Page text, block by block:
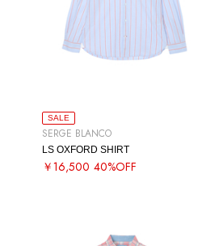
SALE
SERGE BLANCO
LS OXFORD SHIRT
￥16,500 40%OFF